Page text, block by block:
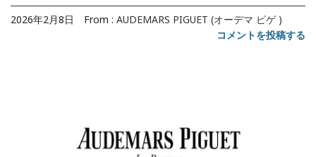
2026年2月8日 From : AUDEMARS PIGUET (オーデマ ピゲ )
コメントを投稿する